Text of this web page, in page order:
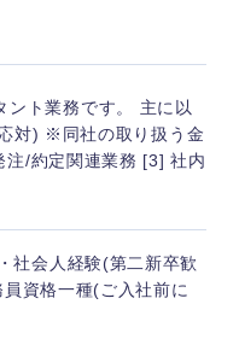
上場企業
英語を活かす
ント業務です。 主に以
対) ※同社の取り扱う金
注/約定関連業務 [3] 社内
社会人経験(第二新卒歓
資格一種(ご入社前に